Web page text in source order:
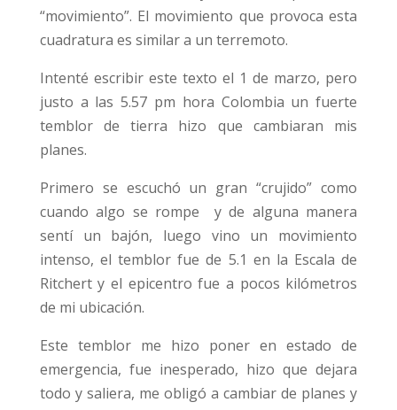
“movimiento”. El movimiento que provoca esta
cuadratura es similar a un terremoto.
Intenté escribir este texto el 1 de marzo, pero
justo a las 5.57 pm hora Colombia un fuerte
temblor de tierra hizo que cambiaran mis
planes.
Primero se escuchó un gran “crujido” como
cuando algo se rompe y de alguna manera
sentí un bajón, luego vino un movimiento
intenso, el temblor fue de 5.1 en la Escala de
Ritchert y el epicentro fue a pocos kilómetros
de mi ubicación.
Este temblor me hizo poner en estado de
emergencia, fue inesperado, hizo que dejara
todo y saliera, me obligó a cambiar de planes y